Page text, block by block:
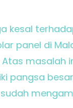
kesal
panel di
Atas
pangsa